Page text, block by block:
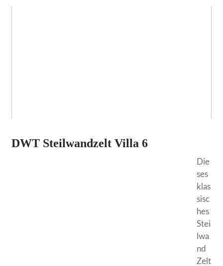
DWT Steilwandzelt Villa 6
Die
ses
klas
sisc
hes
Stei
lwa
nd
Zelt